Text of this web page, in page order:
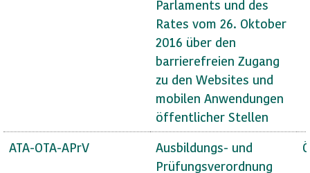
Parlaments und des
Rates vom 26. Oktober
2016 über den
barrierefreien Zugang
zu den Websites und
mobilen Anwendungen
öffentlicher Stellen
ATA-OTA-APrV
Ausbildungs- und
Prüfungsverordnung